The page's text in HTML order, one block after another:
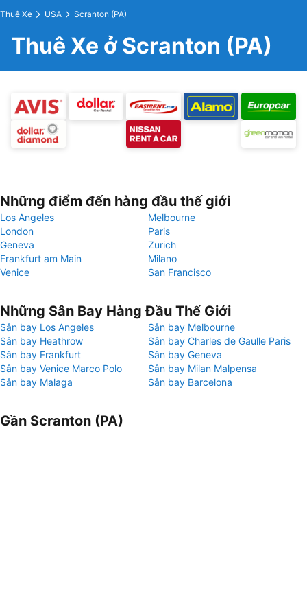
Thuê Xe USA Scranton (PA)
Thuê Xe ở Scranton (PA)
Những điểm đến hàng đầu thế giới
Los Angeles
Melbourne
London
Paris
Geneva
Zurich
Frankfurt am Main
Milano
Venice
San Francisco
Những Sân Bay Hàng Đầu Thế Giới
Sân bay Los Angeles
Sân bay Melbourne
Sân bay Heathrow
Sân bay Charles de Gaulle Paris
Sân bay Frankfurt
Sân bay Geneva
Sân bay Venice Marco Polo
Sân bay Milan Malpensa
Sân bay Malaga
Sân bay Barcelona
Gần Scranton (PA)